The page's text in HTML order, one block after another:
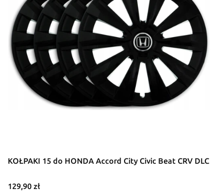
KOŁPAKI 15 do HONDA Accord City Civic Beat CRV DLC
Cena
129,90 zł